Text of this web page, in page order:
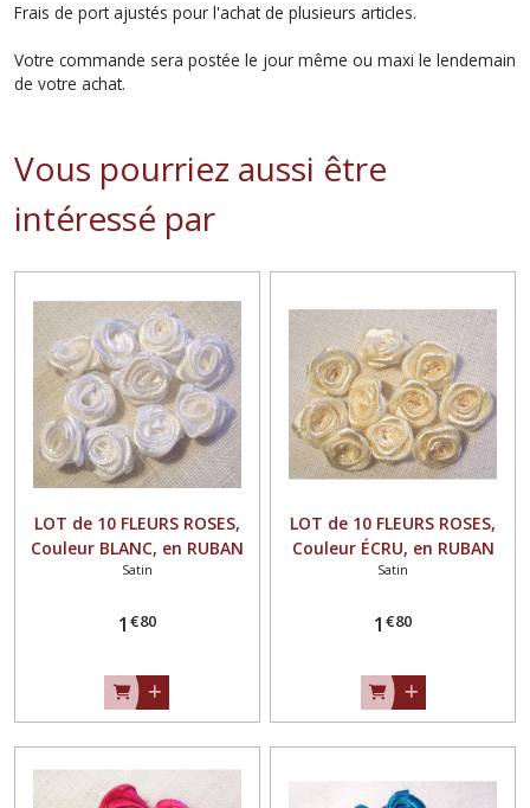
Frais de port ajustés pour l'achat de plusieurs articles.
Votre commande sera postée le jour même ou maxi le lendemain
de votre achat.
Vous pourriez aussi être
intéressé par
LOT de 10 FLEURS ROSES,
Couleur BLANC, en RUBAN
SATIN ** 15 mm ** à
Satin
1 €80
LOT de 10 FLEURS ROSES,
Couleur ÉCRU, en RUBAN
SATIN ** 15 mm ** à
Satin
1 €80